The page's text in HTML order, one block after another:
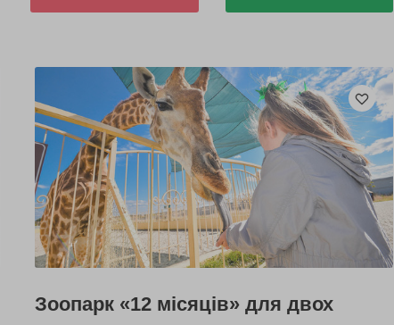
Зоопарк «12 місяців» для двох